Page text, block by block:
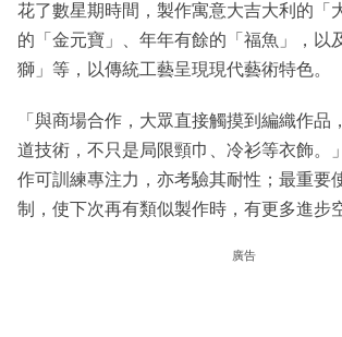
花了數星期時間，製作寓意大吉大利的「
的「金元寶」、年年有餘的「福魚」，以
獅」等，以傳統工藝呈現現代藝術特色。
「與商場合作，大眾直接觸摸到編織作品
道技術，不只是局限頸巾、冷衫等衣飾。
作可訓練專注力，亦考驗其耐性；最重要
制，使下次再有類似製作時，有更多進步
廣告